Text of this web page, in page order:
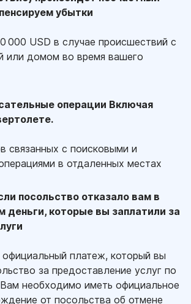
убытки
000 USD в случае происшествий с
или домом во время вашего
операции Включая
связанных с поисковыми и
в отдаленных местах
посольство отказало вам в
деньги, которые вы заплатили за
платеж, который вы
за предоставление услуг по
необходимо иметь официальное
от посольства об отмене